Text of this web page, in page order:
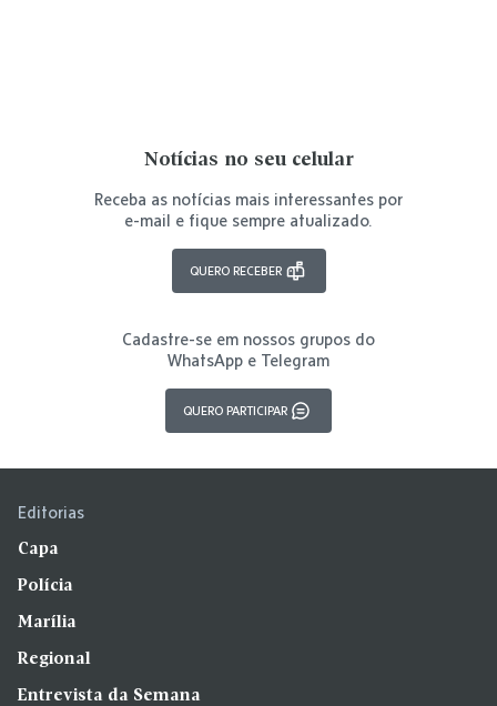
Notícias no seu celular
Receba as notícias mais interessantes por
e-mail e fique sempre atualizado.
QUERO RECEBER
Cadastre-se em nossos grupos do
WhatsApp e Telegram
QUERO PARTICIPAR
Editorias
Capa
Polícia
Marília
Regional
Entrevista da Semana